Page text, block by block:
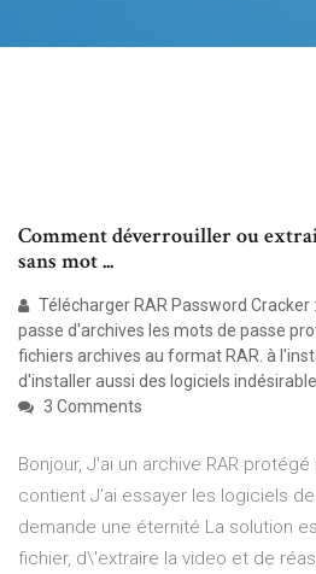
Comment déverrouiller ou
sans mot ...
Télécharger RAR Password
passe d'archives les mots de passe
fichiers archives au format RAR. à
d'installer aussi des logiciels
3 Comments
Bonjour, J'ai un archive RAR
contient J'ai essayer les logiciels
demande une éternité La solution
fichier, d\'extraire la video et de